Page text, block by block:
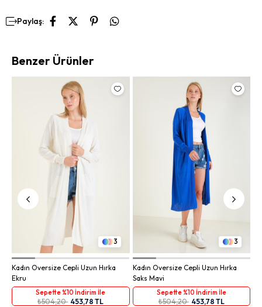
Paylaş:
Benzer Ürünler
3
Kadın Oversize Cepli Uzun Hırka
Ekru
Sepette %10 İndirim İle
₺504,20 453,78 TL
3
Kadın Oversize Cepli Uzun Hırka
Saks Mavi
Sepette %10 İndirim İle
₺504,20 453,78 TL